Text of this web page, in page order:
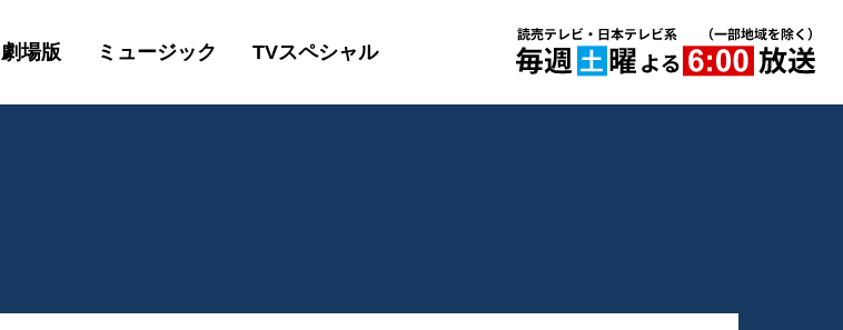
劇場版 ミュージック TVスペシャル